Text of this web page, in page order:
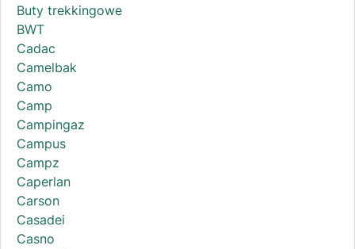
Buty trekkingowe
BWT
Cadac
Camelbak
Camo
Camp
Campingaz
Campus
Campz
Caperlan
Carson
Casadei
Casno